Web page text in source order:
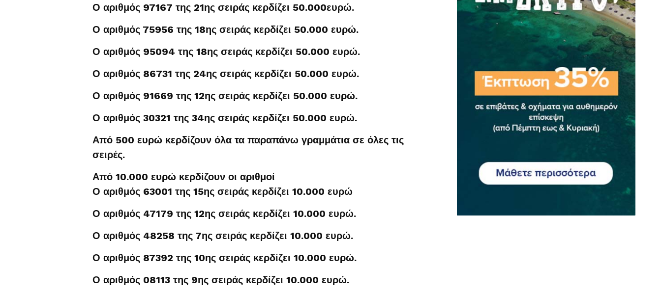
Ο αριθμός 97167 της 21ης σειράς κερδίζει 50.000ευρώ.
Ο αριθμός 75956 της 18ης σειράς κερδίζει 50.000 ευρώ.
Ο αριθμός 95094 της 18ης σειράς κερδίζει 50.000 ευρώ.
Ο αριθμός 86731 της 24ης σειράς κερδίζει 50.000 ευρώ.
Ο αριθμός 91669 της 12ης σειράς κερδίζει 50.000 ευρώ.
Ο αριθμός 30321 της 34ης σειράς κερδίζει 50.000 ευρώ.
Από 500 ευρώ κερδίζουν όλα τα παραπάνω γραμμάτια σε όλες τις
σειρές.
Από 10.000 ευρώ κερδίζουν οι αριθμοί
Ο αριθμός 63001 της 15ης σειράς κερδίζει 10.000 ευρώ
Ο αριθμός 47179 της 12ης σειράς κερδίζει 10.000 ευρώ.
Ο αριθμός 48258 της 7ης σειράς κερδίζει 10.000 ευρώ.
Ο αριθμός 87392 της 10ης σειράς κερδίζει 10.000 ευρώ.
Ο αριθμός 08113 της 9ης σειράς κερδίζει 10.000 ευρώ.